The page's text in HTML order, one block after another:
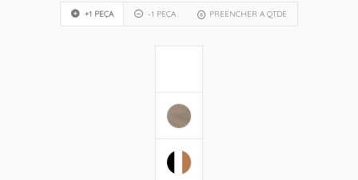
+1 PEÇA -1 PEÇA PREENCHER A QTDE